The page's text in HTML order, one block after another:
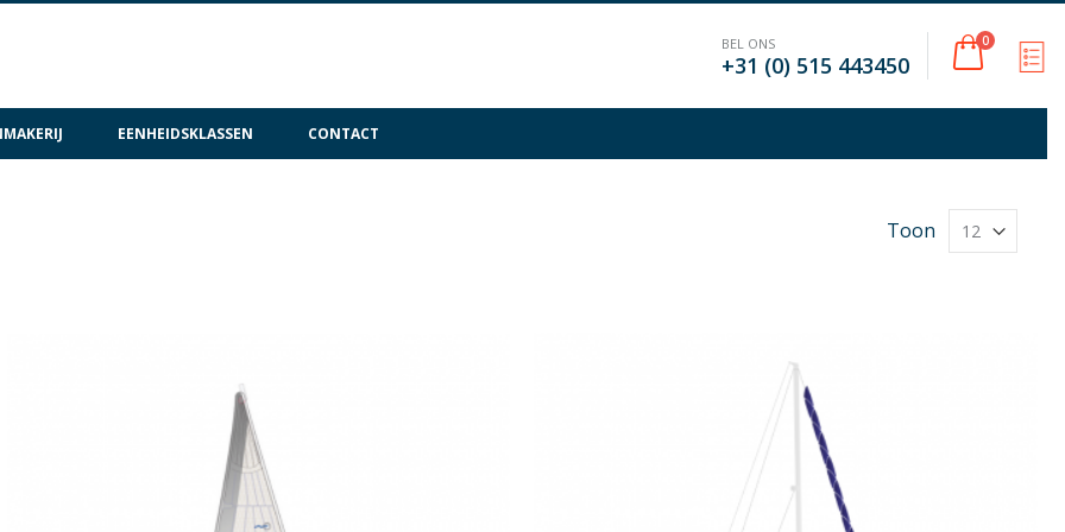
Cart
0
BEL ONS
+31 (0) 515 443450
EENHEIDSKLASSEN CONTACT
Toon